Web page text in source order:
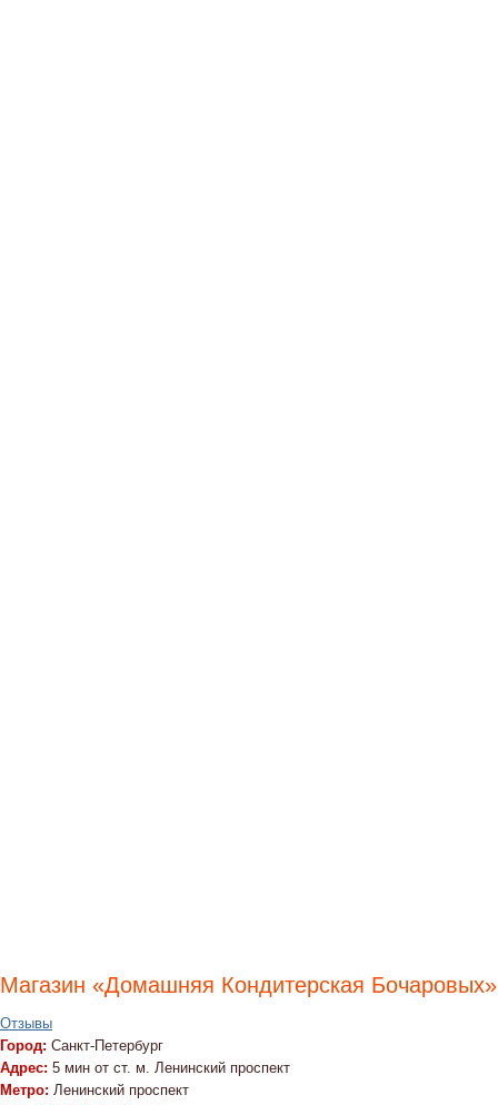
Магазин «Домашняя Кондитерская Бочаровых»
Отзывы
Город: Санкт-Петербург
Адрес: 5 мин от ст. м. Ленинский проспект
Метро: Ленинский проспект